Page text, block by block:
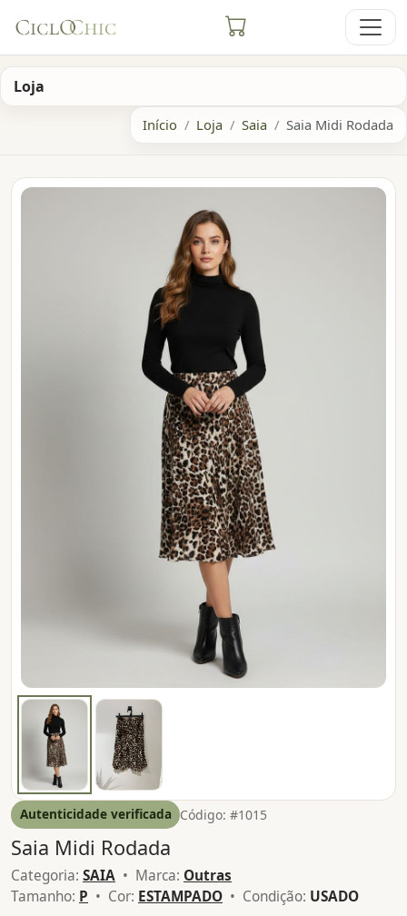
Loja
Início Loja Saia Saia Midi Rodada
Autenticidade verificada Código: #1015
Saia Midi Rodada
Categoria: SAIA • Marca: Outras
Tamanho: P • Cor: ESTAMPADO • Condição: USADO